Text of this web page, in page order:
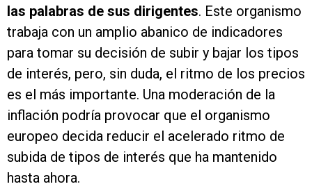
las palabras de sus dirigentes. Este organismo
trabaja con un amplio abanico de indicadores
para tomar su decisión de subir y bajar los tipos
de interés, pero, sin duda, el ritmo de los precios
es el más importante. Una moderación de la
inflación podría provocar que el organismo
europeo decida reducir el acelerado ritmo de
subida de tipos de interés que ha mantenido
hasta ahora.